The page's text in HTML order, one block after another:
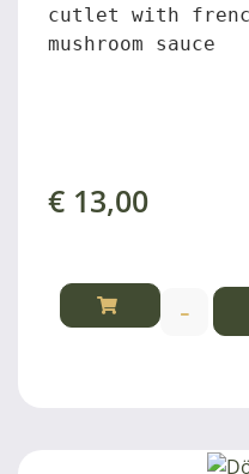
cutlet with
mushroom sauce
€ 13,00
-